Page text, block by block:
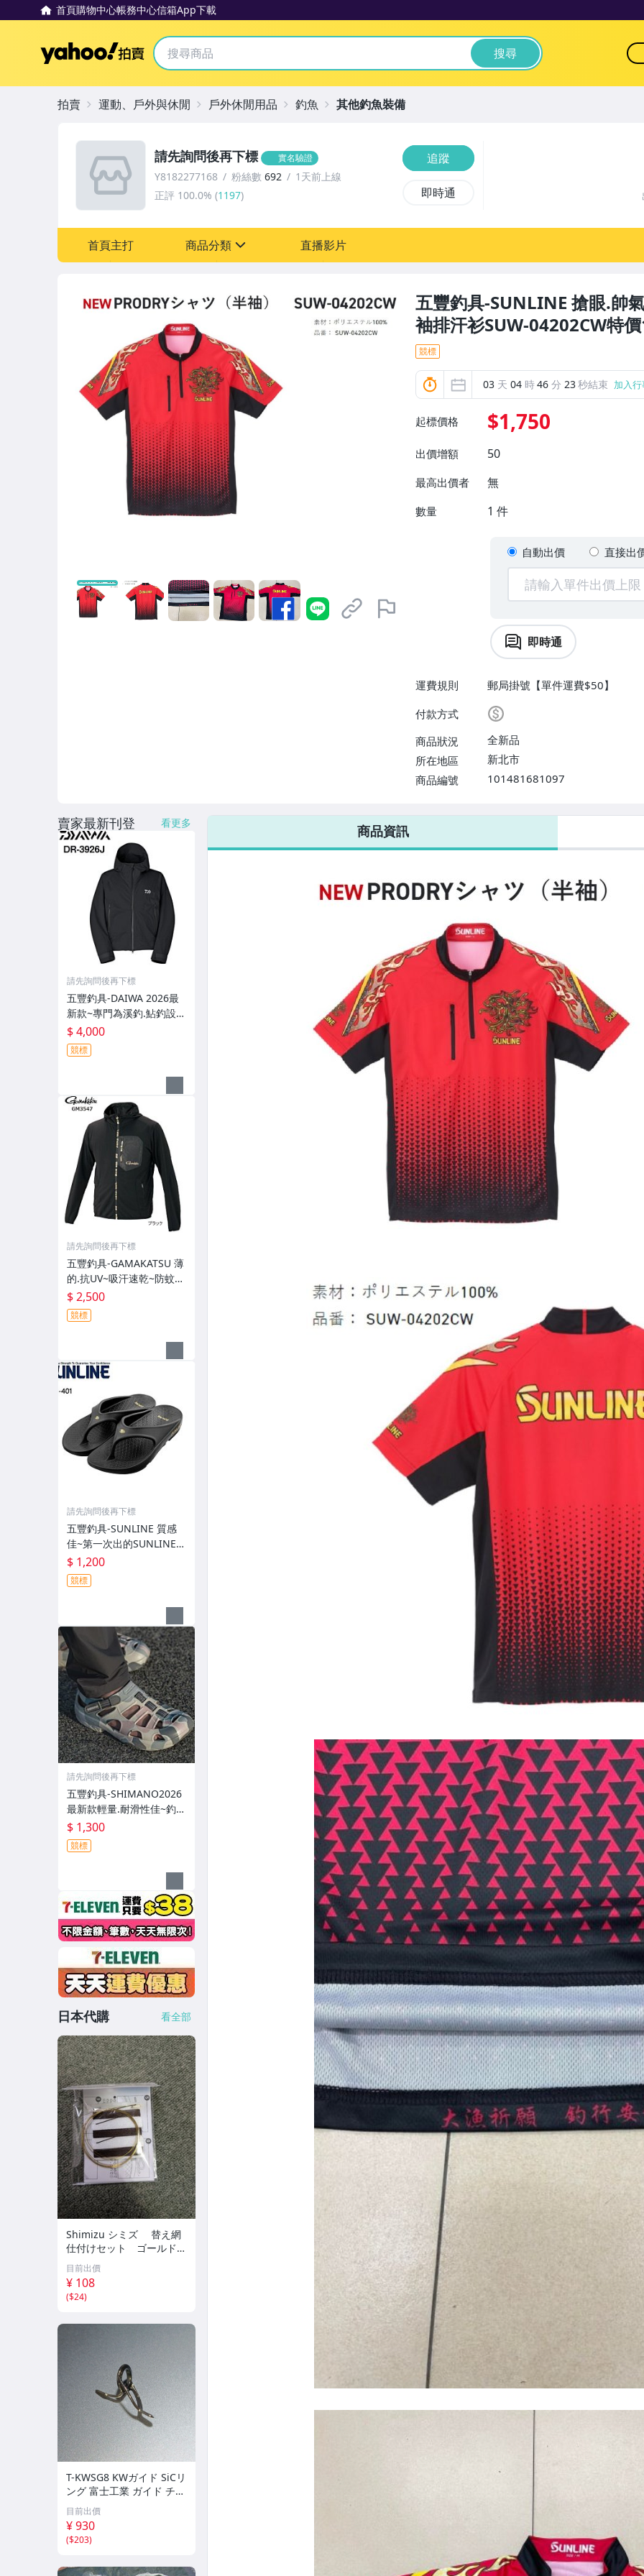
首頁購物中心帳務中心信箱App下載
Yahoo拍賣 搜尋
五豐釣具-SUNLINE 搶眼.帥
袖排汗衫SUW-04202CW特
競標
03 天 04 時46 分 21秒結束 加入
起標價格 $1,750
出價增額 50
最高出價者 無
數量 1 件
自動出價 直接出
即時通
運費規則
郵局掛號【單件運費$50】
付款方式
商品狀況
全新品
所在地區
新北市
商品編號
101481681097
請先詢問後再下標 實名驗證
Y8182277168 粉絲數 692
1天前上線
正評 100.0% (1197)
追蹤
即時通
首頁主打 商品分類 直播影片
拍賣 運動、戶外與休閒 戶外休閒用品 釣魚 其他釣魚裝備
商品資訊
賣家最新刊登 看更多
請先詢問後再下標
五豐釣具-DAIWA 2026最
新款~專門為溪釣.鮎釣設計
的~輕便.薄的短版防水雨衣
DR-3926J外套特價4000元
$ 4,000
競標
請先詢問後再下標
五豐釣具-GAMAKATSU 薄
的.抗UV~吸汗速乾~防蚊~
有伸縮彈性付帽防曬外套
GM-3547 特價2000元
$ 2,500
競標
請先詢問後再下標
五豐釣具-SUNLINE 質感
佳~第一次出的SUNLINE金
獅子人字夾腳拖鞋SUS-40
1特價1200元
$ 1,200
競標
請先詢問後再下標
五豐釣具-SHIMANO2026
最新款輕量.耐滑性佳~釣魚
專用布希涼鞋 FS-091I特價
1300元
$ 1,300
競標
日本代購 看全部
Shimizu シミズ 替え網
仕付けセット ゴールド×
ブラック
目前出價
¥ 108
($24)
T-KWSG8 KWガイド SiCリ
ング 富士工業 ガイド チタ
ンフレーム
目前出價
¥ 930
($203)